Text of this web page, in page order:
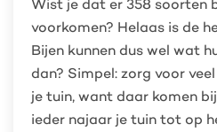
Wist je dat er 358 soorten
voorkomen? Helaas is de
Bijen kunnen dus wel wat
dan? Simpel: zorg voor
je tuin, want daar komen
ieder najaar je tuin tot op